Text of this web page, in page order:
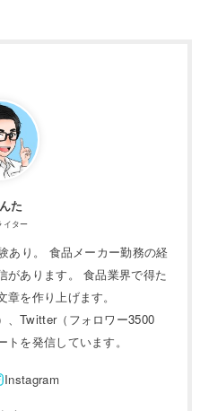
た
イター
あり。 食品メーカー勤務の経
があります。 食品業界で得た
を作り上げます。
、Twitter（フォロワー3500
を発信しています。